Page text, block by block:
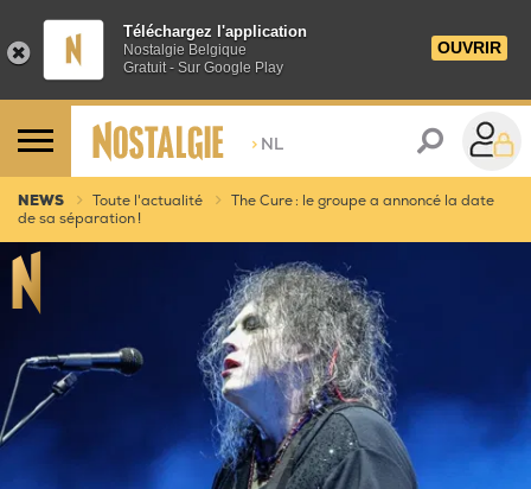
Téléchargez l'application
Nostalgie Belgique
Gratuit - Sur Google Play
OUVRIR
> NL
NEWS Toute l'actualité
The Cure : le groupe a annoncé la date
de sa séparation !